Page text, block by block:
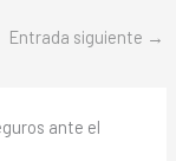
Entrada siguiente →
ante el